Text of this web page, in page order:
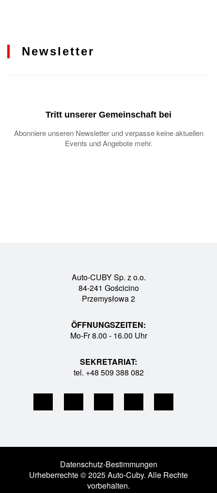
Newsletter
Tritt unserer Gemeinschaft bei
Abonniere unseren Newsletter und verpasse keine aktuellen
Events und Angebote mehr.
Auto-CUBY Sp. z o.o.
84-241 Gościcino
Przemysłowa 2
ÖFFNUNGSZEITEN:
Mo-Fr 8.00 - 16.00 Uhr
SEKRETARIAT:
tel. +48 509 388 082
Datenschutz-Bestimmungen
Urheberrechte © 2025 Auto-Cuby. Alle Rechte
vorbehalten.